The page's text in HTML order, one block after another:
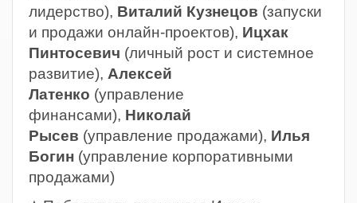
лидерство), Виталий Кузнецов (запуски
и продажи онлайн-проектов), Ицхак
Пинтосевич (личный рост и системное
развитие), Алексей
Латенко (управление
финансами), Николай
Рысев (управление продажами), Илья
Богин (управление корпоративными
продажами)